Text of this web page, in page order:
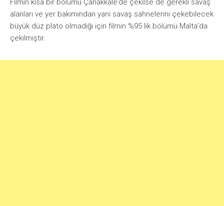
Filmin kısa bir bölümü Çanakkale’de çekilse de gerekli savaş
alanları ve yer bakımından yani savaş sahnelerini çekebilecek
büyük düz plato olmadığı için filmin %95 lik bölümü Malta’da
çekilmiştir.